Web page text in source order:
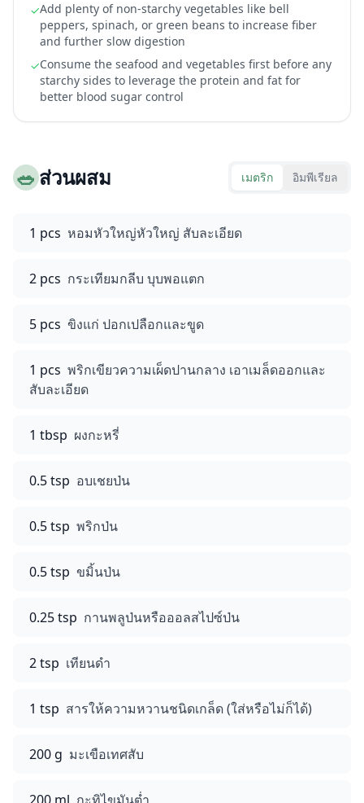
✓Add plenty of non-starchy vegetables like bell
peppers, spinach, or green beans to increase fiber
and further slow digestion
✓Consume the seafood and vegetables first before any
starchy sides to leverage the protein and fat for
better blood sugar control
🥗ส่วนผสม เมตริก อิมพีเรียล
1 pcs หอมหัวใหญ่หัวใหญ่ สับละเอียด
2 pcs กระเทียมกลีบ บุบพอแตก
5 pcs ขิงแก่ ปอกเปลือกและขูด
1 pcs พริกเขียวความเผ็ดปานกลาง เอาเมล็ดออกและ
สับละเอียด
1 tbsp ผงกะหรี่
0.5 tsp อบเชยป่น
0.5 tsp พริกป่น
0.5 tsp ขมิ้นป่น
0.25 tsp กานพลูป่นหรือออลสไปซ์ป่น
2 tsp เทียนดำ
1 tsp สารให้ความหวานชนิดเกล็ด (ใส่หรือไม่ก็ได้)
200 g มะเขือเทศสับ